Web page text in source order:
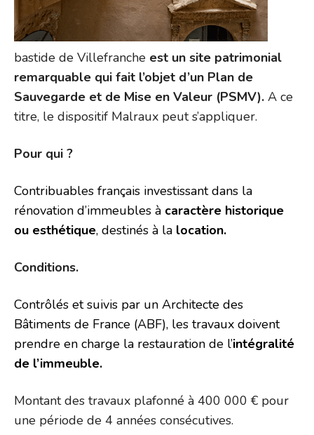
bastide de Villefranche est un site patrimonial
remarquable qui fait l’objet d’un Plan de
Sauvegarde et de Mise en Valeur (PSMV). A ce
titre, le dispositif Malraux peut s’appliquer.
Pour qui ?
Contribuables français investissant dans la
rénovation d’immeubles à caractère historique
ou esthétique, destinés à la location.
Conditions.
Contrôlés et suivis par un Architecte des
Bâtiments de France (ABF), les travaux doivent
prendre en charge la restauration de l’intégralité
de l’immeuble.
Montant des travaux plafonné à 400 000 € pour
une période de 4 années consécutives.